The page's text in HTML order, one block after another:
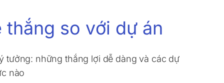
so với dự án
tưởng: những thắng lợi dễ dàng và các dự
nào